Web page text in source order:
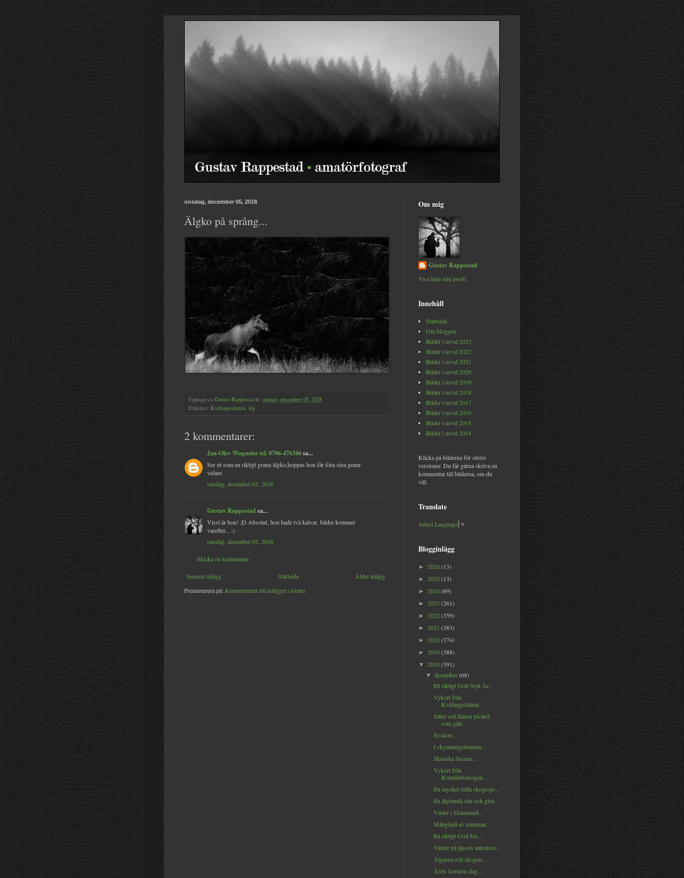
onsdag, december 05, 2018
Älgko på språng...
Upplagd av Gustav Rappestad kl. onsdag, december 05, 2018
Etiketter: Kvillingeslätten, älg
2 kommentarer:
Jan-Olov Wogenius tel. 0706-476346sa...
Ser ut som en riktigt grann älgko,hoppas hon får föra sina gener
vidare.
onsdag, december 05, 2018
Gustav Rappestad sa...
Visst är hon! ;D Absolut, hon hade två kalvar, bilder kommer
varefter... :)
onsdag, december 05, 2018
Skicka en kommentar
Senaste inlägg Äldre inlägg
Startsida
Prenumerera på: Kommentarer till inlägget (Atom)
Om mig
Gustav Rappestad
Visa hela min profil
Innehåll
Startsida
Om bloggen
Bilder i urval 2023
Bilder i urval 2022
Bilder i urval 2021
Bilder i urval 2020
Bilder i urval 2019
Bilder i urval 2018
Bilder i urval 2017
Bilder i urval 2016
Bilder i urval 2015
Bilder i urval 2014
Klicka på bilderna för större
versioner. Du får gärna skriva en
kommentar till bilderna, om du
vill.
Translate
Select Language ▼
Blogginlägg
► 2026(13)
► 2025 (13)
► 2024(69)
► 2023 (261)
► 2022(359)
► 2021 (383)
► 2020(374)
► 2019(388)
▼ 2018 (391)
▼december(68)
Ett riktigt Gott Nytt År...
Vykort från
Kvillingeslätten...
Sitter och klurar på året
som gått...
Syskon...
I skymningstimmen...
Skånska fasaner...
Vykort från
Kolmårdsskogen...
En mycket stilla skogssjö...
En älgfamilj står och glor...
Vinter i Skåneland...
Mångfald av stammar...
En riktigt God Jul...
Väntar på ljusets ankomst...
Älgarna och skogen...
Årets kortaste dag...